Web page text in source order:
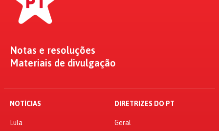
Notas e resoluções
Materiais de divulgação
NOTÍCIAS
Lula
DIRETRIZES DO PT
Geral